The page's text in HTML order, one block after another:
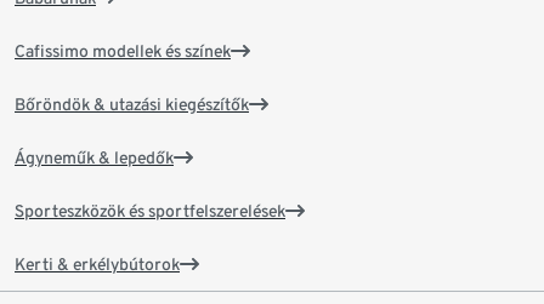
Cafissimo modellek és színek
Bőröndök & utazási kiegészítők
Ágyneműk & lepedők
Sporteszközök és sportfelszerelések
Kerti & erkélybútorok